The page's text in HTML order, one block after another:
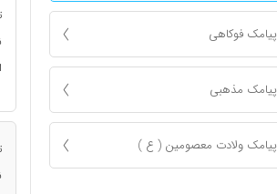
پیامک فوکاهی
پیامک مذهبی
پیامک ولادت معصومین ( ع )